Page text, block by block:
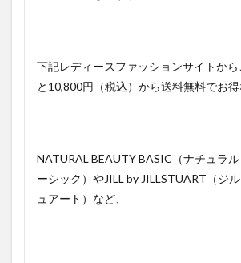
下記レディースファッションサイトから
と10,800円（税込）から送料無料でお得
NATURAL BEAUTY BASIC（ナチュラ
ーシック）やJILL by JILLSTUART（ジ
ュアート）など、